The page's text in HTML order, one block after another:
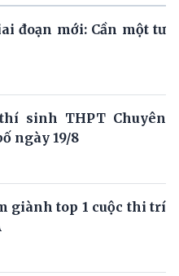
đoạn mới: Cần một tư
sinh THPT Chuyên
ngày 19/8
giành top 1 cuộc thi trí